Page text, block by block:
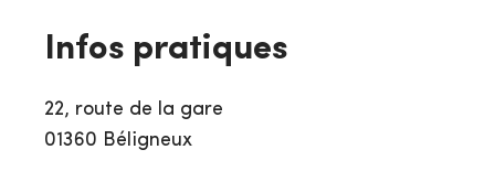
Infos pratiques
22, route de la gare
01360 Béligneux